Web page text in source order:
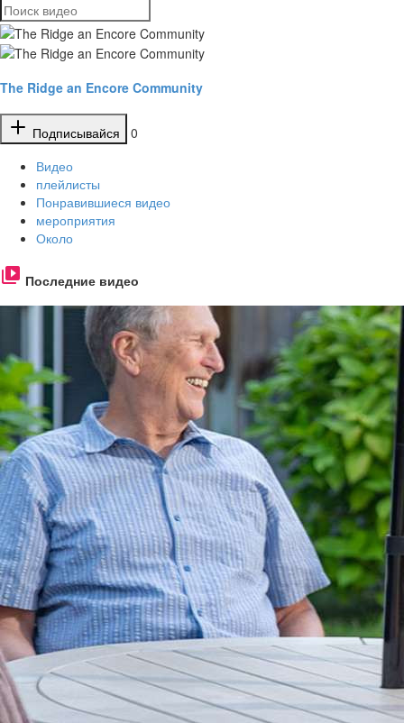
The Ridge an Encore Community
Подписывайся
0
Видео
плейлисты
Понравившиеся видео
мероприятия
Около
Последние видео